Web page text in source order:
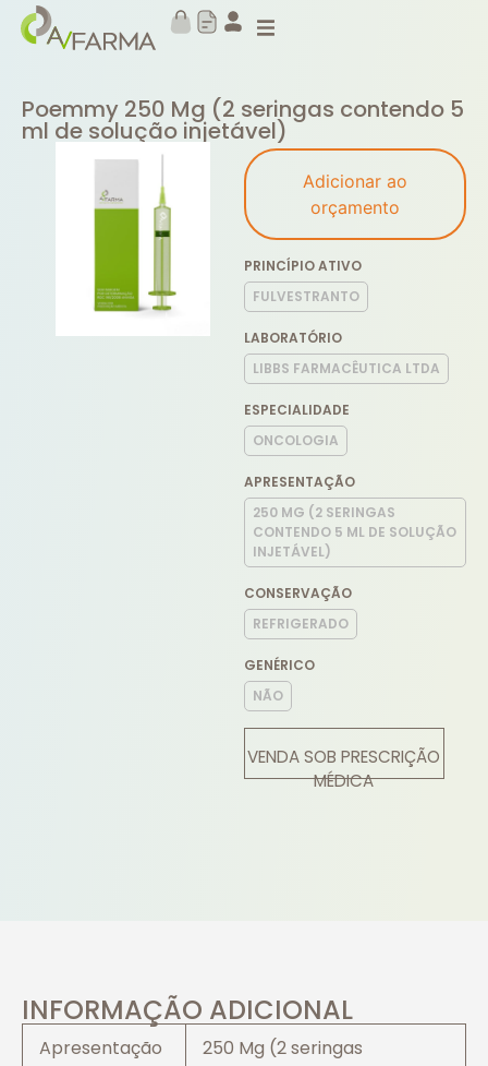
Poemmy 250 Mg (2 seringas contendo 5
ml de solução injetável)
Adicionar ao
orçamento
PRINCÍPIO ATIVO
FULVESTRANTO
LABORATÓRIO
LIBBS FARMACÊUTICA LTDA
ESPECIALIDADE
ONCOLOGIA
APRESENTAÇÃO
250 MG (2 SERINGAS
CONTENDO 5 ML DE SOLUÇÃO
INJETÁVEL)
CONSERVAÇÃO
REFRIGERADO
GENÉRICO
NÃO
VENDA SOB PRESCRIÇÃO
MÉDICA
INFORMAÇÃO ADICIONAL
Apresentação
250 Mg (2 seringas